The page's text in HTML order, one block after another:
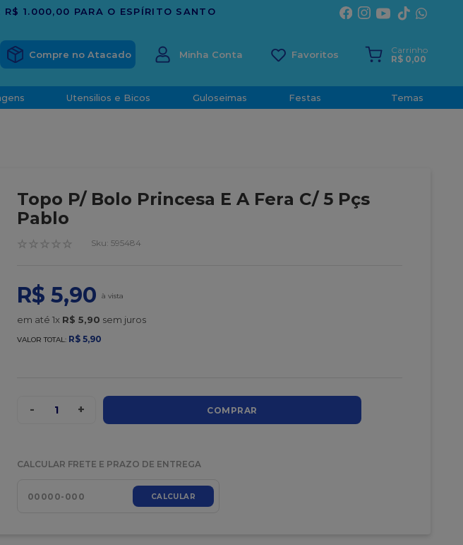
TRADIÇÃO E CONFIANÇA DESDE
Minha Conta
Carrinho
R$ 0,00
Utensilios e Bicos Guloseimas Festas Temas
Topo P/ Bolo Princesa E A Fera C/ 5 Pçs
Pablo
☆ ☆ ☆ ☆ ☆ : 595484
R$ 5,90
em até 1x R$ 5,90 sem juros
VALOR TOTAL: R$ 5,90
- 1 + COMPRAR
CALCULAR FRETE E PRAZO DE ENTREGA
CALCULAR